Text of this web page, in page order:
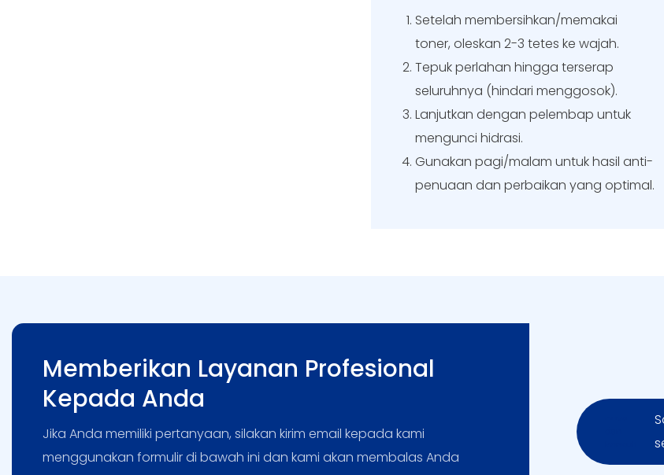
Setelah membersihkan/memakai
toner, oleskan 2-3 tetes ke wajah.
Tepuk perlahan hingga terserap
seluruhnya (hindari menggosok).
Lanjutkan dengan pelembap untuk
mengunci hidrasi.
Gunakan pagi/malam untuk hasil anti-
penuaan dan perbaikan yang optimal.
Memberikan Layanan Profesional
Kepada Anda
Jika Anda memiliki pertanyaan, silakan kirim email kepada kami
menggunakan formulir di bawah ini dan kami akan membalas Anda